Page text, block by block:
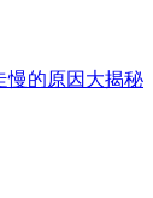
慢的原因大揭秘